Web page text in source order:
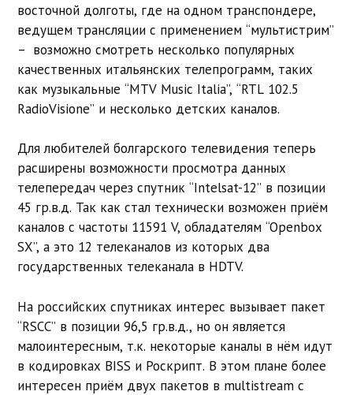
восточной долготы, где на одном транспондере,
ведущем трансляции с применением “мультистрим”
– возможно смотреть несколько популярных
качественных итальянских телепрограмм, таких
как музыкальные “MTV Music Italia”, “RTL 102.5
RadioVisione” и несколько детских каналов.
Для любителей болгарского телевидения теперь
расширены возможности просмотра данных
телепередач через спутник “Intelsat-12” в позиции
45 гр.в.д. Так как стал технически возможен приём
каналов с частоты 11591 V, обладателям “Openbox
SX”, а это 12 телеканалов из которых два
государственных телеканала в HDTV.
На российских спутниках интерес вызывает пакет
“RSCC” в позиции 96,5 гр.в.д., но он является
малоинтересным, т.к. некоторые каналы в нём идут
в кодировках BISS и Роскрипт. В этом плане более
интересен приём двух пакетов в multistream с